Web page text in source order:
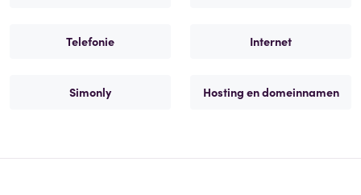
Telefonie Internet
Simonly Hosting en domeinnamen